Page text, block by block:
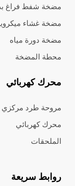
مضخة شفط فراغ
مضخة غشاء
مضخة دورة مياه
محطة المضخة
محرك كهربائي
مروحة طرد مركزي
محرك كهربائي
الملحقات
روابط سريعة